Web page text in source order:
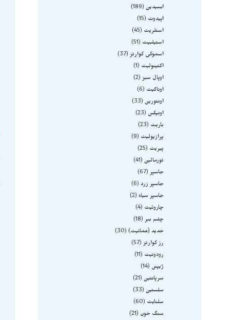
ابسیدین 189
اپیدوت
15
استلریت
45
استیلبیت
51
اسموکی کوارتز 37
اکتینولیت
1
اوپال سبز 2
اوناکیت
6
اونتورین 33
اونیکس
23
باریت
23
پرازیولیت
9
پیریت
25
تورمالین 41
جاسپر 67
جاسپر زرد
6
جاسپر سیاه
2
چاروئیت
4
چشم ببر 18
حدید (هماتیت) 30
رز کوارتز 57
رودونیت
11
ژیپس
14
سرپانتین 21
سلستین 33
سلنایت
60
سنگ خون
21